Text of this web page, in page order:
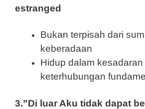
estranged
Bukan terpisah dari
keberadaan
Hidup dalam kesadaran
keterhubungan
3.”Di luar Aku tidak dapat